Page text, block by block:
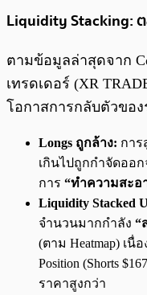
Liquidity Stacking: ต
ตามข้อมูลล่าสุดจาก
เทรดเดอร์ (XR
โอกาสการกลับตัวของ
Longs ถูกล้าง: การ
เกินไปถูกกำจัดออ
การ “ทำความสะอ
Liquidity Stacked
จำนวนมากกำลัง “
(ตาม Heatmap) เนื่
Position (Shorts
ราคาสูงกว่า